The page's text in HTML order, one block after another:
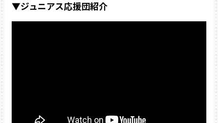
▼ジュニアス応援団紹介